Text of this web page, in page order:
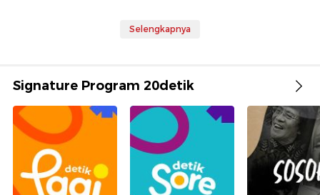
Selengkapnya
Signature Program 20detik